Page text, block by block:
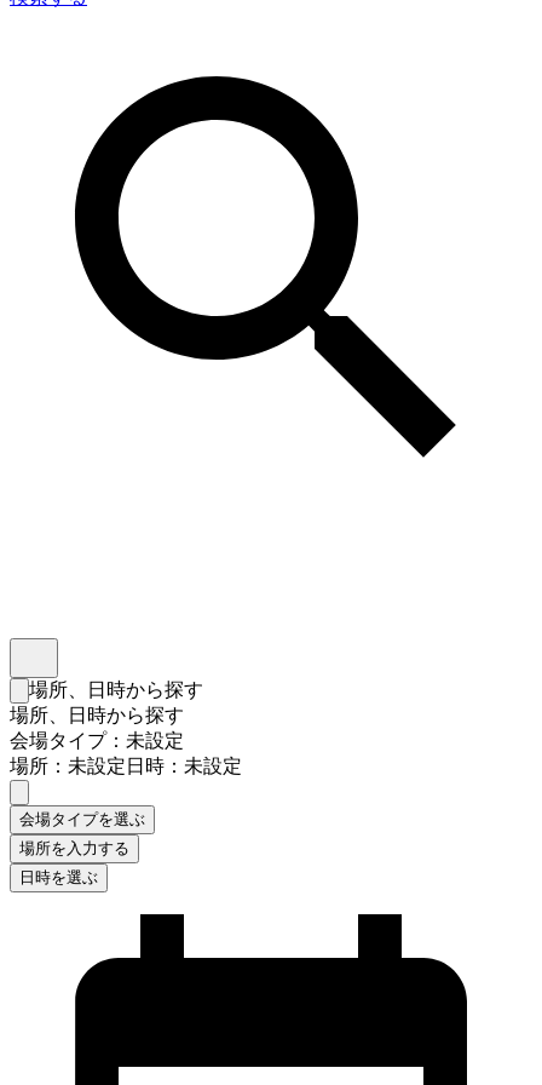
検索フォームを閉じる
場所、日時から探す
場所、日時から探す
会場タイプ：未設定
場所：未設定日時：未設定
会場タイプを選ぶ
場所を入力する
日時を選ぶ